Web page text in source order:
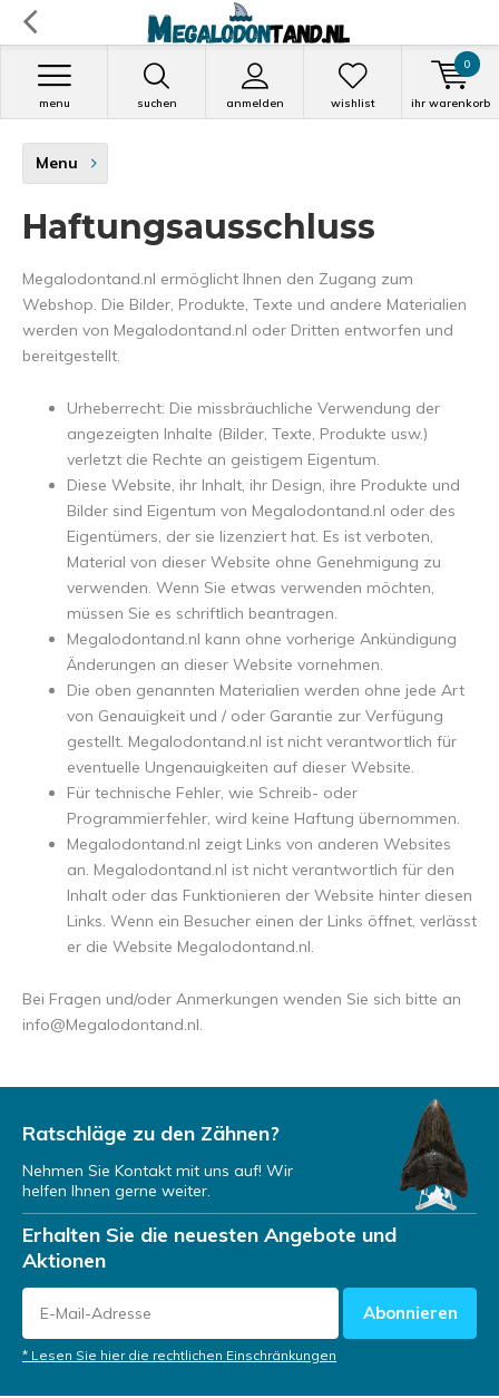
suchen anmelden
menu wishlist ihr warenkorb
0
Menu
Haftungsausschluss
Megalodontand.nl ermöglicht Ihnen den Zugang zum
Webshop. Die Bilder, Produkte, Texte und andere Materialien
werden von Megalodontand.nl oder Dritten entworfen und
bereitgestellt.
Urheberrecht: Die missbräuchliche Verwendung der
angezeigten Inhalte (Bilder, Texte, Produkte usw.)
verletzt die Rechte an geistigem Eigentum.
Diese Website, ihr Inhalt, ihr Design, ihre Produkte und
Bilder sind Eigentum von Megalodontand.nl oder des
Eigentümers, der sie lizenziert hat. Es ist verboten,
Material von dieser Website ohne Genehmigung zu
verwenden. Wenn Sie etwas verwenden möchten,
müssen Sie es schriftlich beantragen.
Megalodontand.nl kann ohne vorherige Ankündigung
Änderungen an dieser Website vornehmen.
Die oben genannten Materialien werden ohne jede Art
von Genauigkeit und / oder Garantie zur Verfügung
gestellt. Megalodontand.nl ist nicht verantwortlich für
eventuelle Ungenauigkeiten auf dieser Website.
Für technische Fehler, wie Schreib- oder
Programmierfehler, wird keine Haftung übernommen.
Megalodontand.nl zeigt Links von anderen Websites
an. Megalodontand.nl ist nicht verantwortlich für den
Inhalt oder das Funktionieren der Website hinter diesen
Links. Wenn ein Besucher einen der Links öffnet, verlässt
er die Website Megalodontand.nl.
Bei Fragen und/oder Anmerkungen wenden Sie sich bitte an
info@Megalodontand.nl.
Ratschläge zu den Zähnen?
Nehmen Sie Kontakt mit uns auf! Wir
helfen Ihnen gerne weiter.
Erhalten Sie die neuesten Angebote und
Aktionen
Abonnieren
* Lesen Sie hier die rechtlichen Einschränkungen